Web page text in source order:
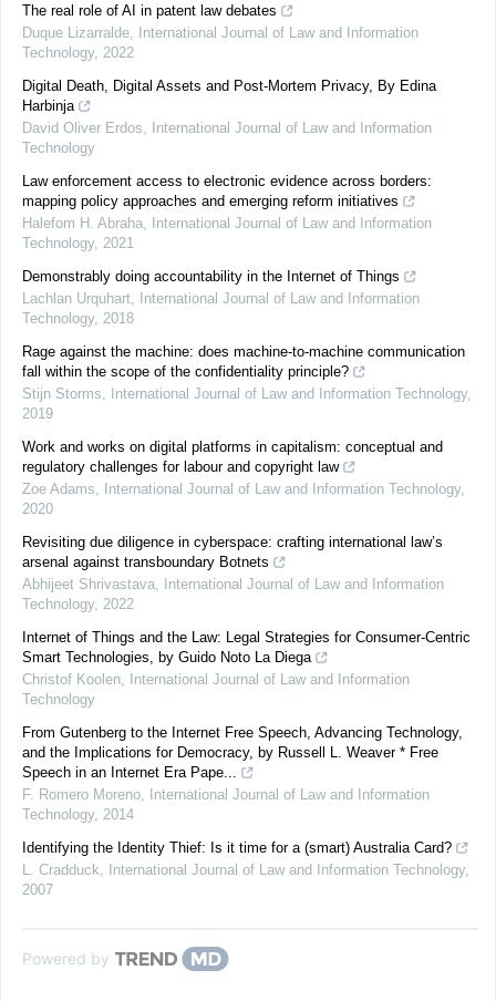
The real role of AI in patent law debates
Duque Lizarralde
International Journal of Law and Information
Technology, 2022
Digital Death, Digital Assets and Post-Mortem Privacy, By Edina
Harbinja
David Oliver Erdos
International Journal of Law and Information
Technology
Law enforcement access to electronic evidence across borders:
mapping policy approaches and emerging reform initiatives
Halefom H. Abraha
International Journal of Law and Information
Technology, 2021
Demonstrably doing accountability in the Internet of Things
Lachlan Urquhart
International Journal of Law and Information
Technology, 2018
Rage against the machine: does machine-to-machine communication
fall within the scope of the confidentiality principle?
Stijn Storms
International Journal of Law and Information Technology,
2019
Work and works on digital platforms in capitalism: conceptual and
regulatory challenges for labour and copyright law
Zoe Adams
International Journal of Law and Information Technology,
2020
Revisiting due diligence in cyberspace: crafting international law’s
arsenal against transboundary Botnets
Abhijeet Shrivastava
International Journal of Law and Information
Technology, 2022
Internet of Things and the Law: Legal Strategies for Consumer-Centric
Smart Technologies, by Guido Noto La Diega
Christof Koolen
International Journal of Law and Information
Technology
From Gutenberg to the Internet Free Speech, Advancing Technology,
and the Implications for Democracy, by Russell L. Weaver * Free
Speech in an Internet Era Pape...
F. Romero Moreno
International Journal of Law and Information
Technology, 2014
Identifying the Identity Thief: Is it time for a (smart) Australia Card?
L. Cradduck
International Journal of Law and Information Technology,
2007
Powered by